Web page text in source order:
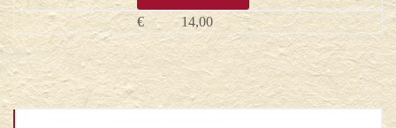
€ 14,00